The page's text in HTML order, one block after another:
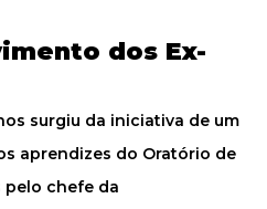
dos Ex-
surgiu da iniciativa de um
aprendizes do Oratório de
pelo chefe da